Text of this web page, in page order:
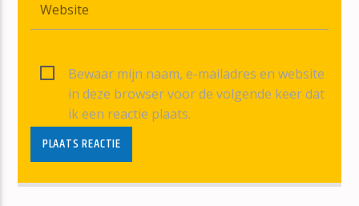
Bewaar mijn naam, e-mailadres en website
in deze browser voor de volgende keer dat
ik een reactie plaats.